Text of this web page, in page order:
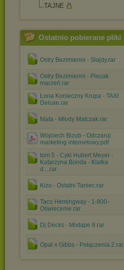
TAJNE
Ostatnio pobierane pliki
Ostry Bezimienni - Slajdy.rar
Ostry Bezimienni - Plecak
marzeń.rar
Łona Konieczny Krupa - TAXI
Deluxe.rar
Mata - Młody Matczak.rar
Wojciech Bizub - Odczaruj
marketing internetowy.pdf
tom 5 - Cykl Hubert Meyer -
Katarzyna Bonda - Klatka
d....rar
Kizo - Ostatni Taniec.rar
Taco Hemingway - 1-800-
Oświecenie.rar
Dj Decks - Mixtape 8.rar
Opał x Gibbs - Połączenia 2.rar